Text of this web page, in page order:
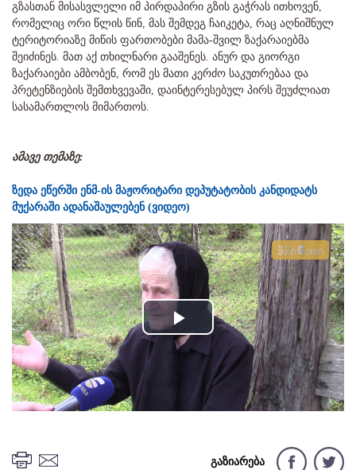
გზასთან მისასვლელი იმ პირდაპირი გზის გაჭრას ითხოვენ,
რომელიც ორი წლის წინ, მას შემდეგ ჩაიკეტა, რაც აღნიშნულ
ტერიტორიაზე მიწის ფართობები მამა-შვილ ზაქარაიებმა
შეიძინეს. მათ აქ თხილნარი გააშენეს. ანურ და გიორგი
ზაქარაიები ამბობენ, რომ ეს მათი კერძო საკუთრებაა და
პრეტენზიების შემთხვევაში, დაინტერესებულ პირს შეუძლიათ
სასამართლოს მიმართოს.
ამავე თემაზე:
ზედა ეწერში ენმ-ის მაჟორიტარი დეპუტატობის კანდიდატს
მუქარაში ადანაშაულებენ (ვიდეო)
Play
Video
გაზიარება